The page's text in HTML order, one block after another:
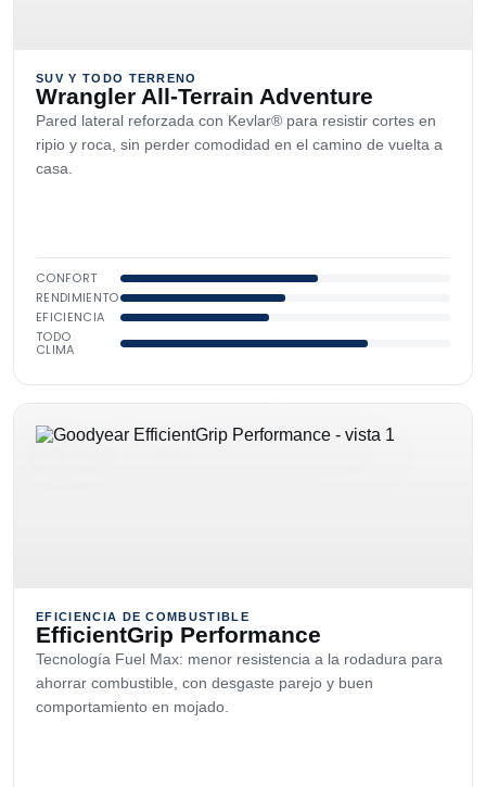
SUV Y TODO TERRENO
Wrangler All-Terrain Adventure
Pared lateral reforzada con Kevlar® para resistir cortes en
ripio y roca, sin perder comodidad en el camino de vuelta a
casa.
CONFORT
RENDIMIENTO
EFICIENCIA
TODO
CLIMA
EFICIENCIA DE COMBUSTIBLE
EfficientGrip Performance
Tecnología Fuel Max: menor resistencia a la rodadura para
ahorrar combustible, con desgaste parejo y buen
comportamiento en mojado.